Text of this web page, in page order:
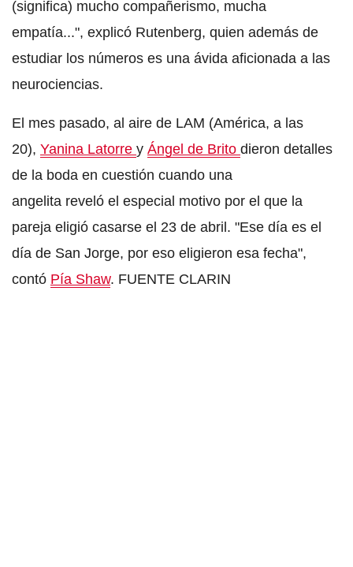
(significa) mucho compañerismo, mucha
empatía...", explicó Rutenberg, quien además de
estudiar los números es una ávida aficionada a las
neurociencias.
El mes pasado, al aire de LAM (América, a las
20), Yanina Latorre y Ángel de Brito dieron detalles
de la boda en cuestión cuando una
angelita reveló el especial motivo por el que la
pareja eligió casarse el 23 de abril. "Ese día es el
día de San Jorge, por eso eligieron esa fecha",
contó Pía Shaw. FUENTE CLARIN